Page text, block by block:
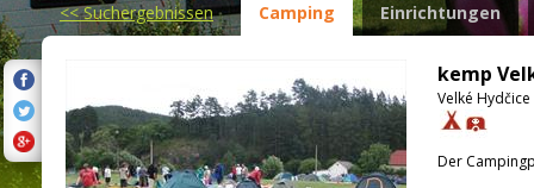
<<Suchergebnissen Camping Einrichtungen
kemp
Velké
Der